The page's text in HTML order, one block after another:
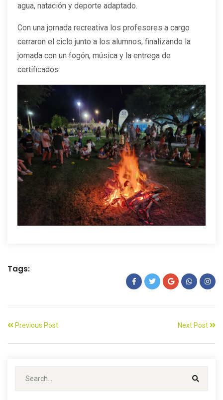
agua, natación y deporte adaptado.
Con una jornada recreativa los profesores a cargo
cerraron el ciclo junto a los alumnos, finalizando la
jornada con un fogón, música y la entrega de
certificados.
Tags:
Previous Post Next Post